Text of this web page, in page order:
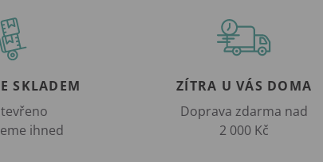
SKLADEM
ihned
ZÍTRA U VÁS DOMA
Doprava zdarma nad
2 000 Kč